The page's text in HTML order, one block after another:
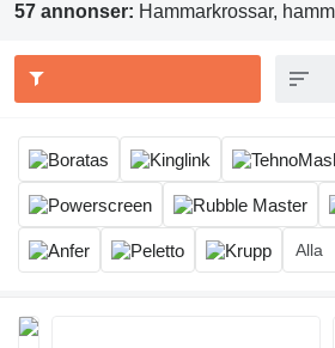
57 annonser: Hammarkrossar,
Alla